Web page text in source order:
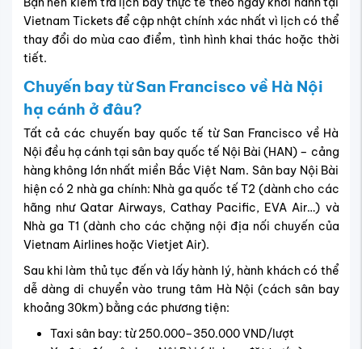
Vietnam Tickets để cập nhật chính xác nhất vì lịch có thể
thay đổi do mùa cao điểm, tình hình khai thác hoặc thời
tiết.
Chuyến bay từ San Francisco về Hà Nội
hạ cánh ở đâu?
Tất cả các chuyến bay quốc tế từ San Francisco về Hà
Nội đều hạ cánh tại sân bay quốc tế Nội Bài (HAN) – cảng
hàng không lớn nhất miền Bắc Việt Nam. Sân bay Nội Bài
hiện có 2 nhà ga chính: Nhà ga quốc tế T2 (dành cho các
hãng như Qatar Airways, Cathay Pacific, EVA Air…) và
Nhà ga T1 (dành cho các chặng nội địa nối chuyến của
Vietnam Airlines hoặc Vietjet Air).
Sau khi làm thủ tục đến và lấy hành lý, hành khách có thể
dễ dàng di chuyển vào trung tâm Hà Nội (cách sân bay
khoảng 30km) bằng các phương tiện:
Taxi sân bay: từ 250.000–350.000 VND/lượt